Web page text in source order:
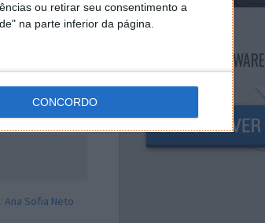
ou retirar seu consentimento a
na parte inferior da página.
CONCORDO
Ana Sofia Neto
NEWSLETTER PPLWARE